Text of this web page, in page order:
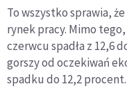
To wszystko sprawia,
rynek pracy. Mimo
czerwcu spadła z 12,6
gorszy od oczekiwań
spadku do 12,2 procent.